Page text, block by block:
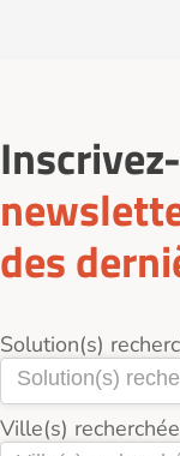
établissement
des
Solution(s)
Ville(s)